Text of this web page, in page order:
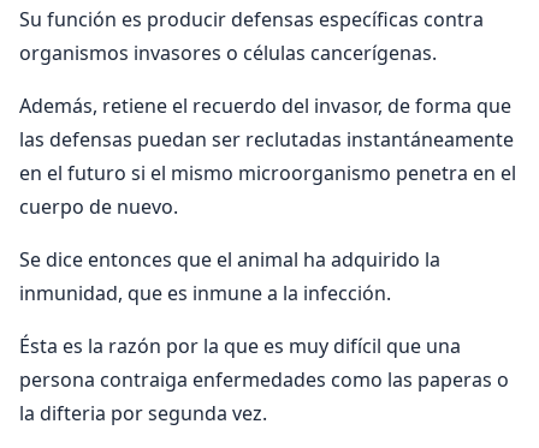
Su función es producir defensas específicas contra
organismos invasores o células cancerígenas.
Además, retiene el recuerdo del invasor, de forma que
las defensas puedan ser reclutadas instantáneamente
en el futuro si el mismo microorganismo penetra en el
cuerpo de nuevo.
Se dice entonces que el animal ha adquirido la
inmunidad, que es inmune a la infección.
Ésta es la razón por la que es muy difícil que una
persona contraiga enfermedades como las paperas o
la difteria por segunda vez.